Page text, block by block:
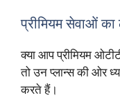
प्रीमियम सेवाओं का
क्या आप प्रीमियम
तो उन प्लान्स की ओर
करते हैं।